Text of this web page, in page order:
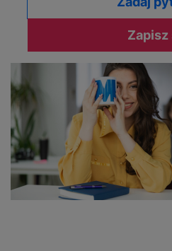
Zapisz